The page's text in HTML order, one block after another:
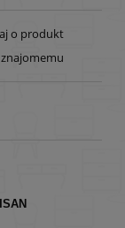
o produkt